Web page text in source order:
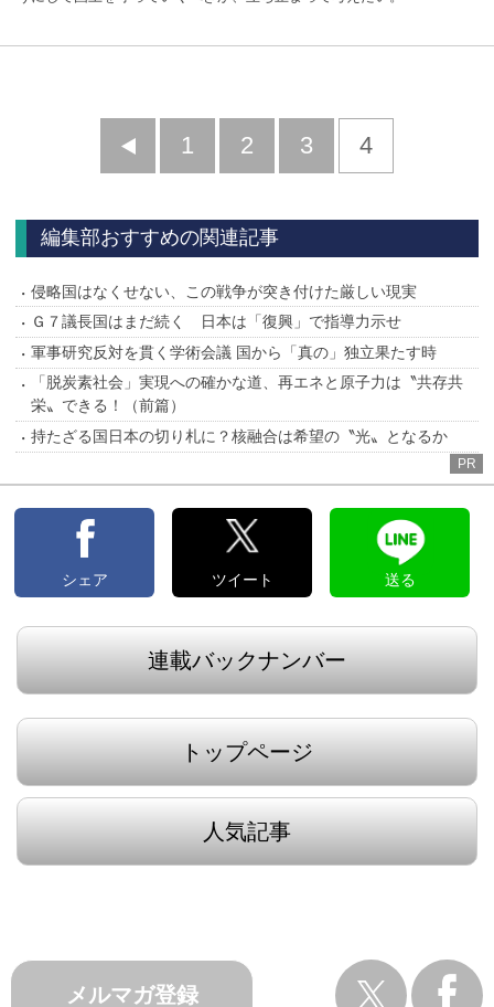
前
1 2 3 4
編集部おすすめの関連記事
侵略国はなくせない、この戦争が突き付けた厳しい現実
Ｇ７議長国はまだ続く 日本は「復興」で指導力示せ
軍事研究反対を貫く学術会議 国から「真の」独立果たす時
「脱炭素社会」実現への確かな道、再エネと原子力は〝共存共
栄〟できる！（前篇）
持たざる国日本の切り札に？核融合は希望の〝光〟となるか
PR
シェア ツイート 送る
連載バックナンバー
トップページ
人気記事
メルマガ登録